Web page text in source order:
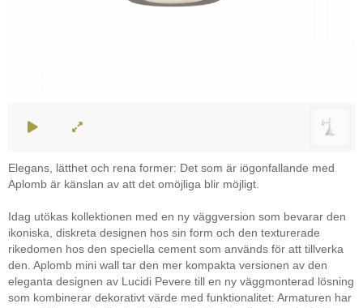
Elegans, lätthet och rena former: Det som är iögonfallande med
Aplomb är känslan av att det omöjliga blir möjligt.
Idag utökas kollektionen med en ny väggversion som bevarar den
ikoniska, diskreta designen hos sin form och den texturerade
rikedomen hos den speciella cement som används för att tillverka
den. Aplomb mini wall tar den mer kompakta versionen av den
eleganta designen av Lucidi Pevere till en ny väggmonterad lösning
som kombinerar dekorativt värde med funktionalitet: Armaturen har